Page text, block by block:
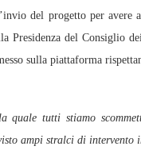
del progetto per avere
Presidenza del Consiglio
sulla piattaforma
quale tutti stiamo
ampi stralci di intervento